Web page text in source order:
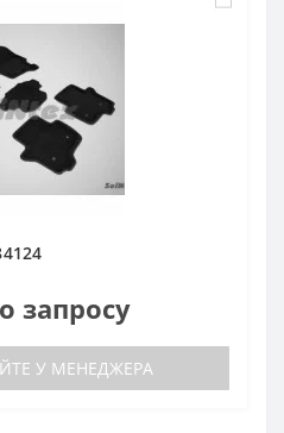
запросу
У МЕНЕДЖЕРА